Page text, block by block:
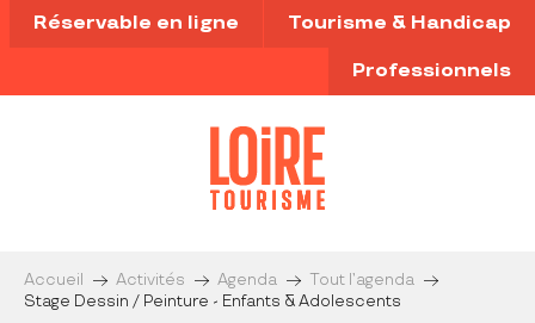
Aller
au
principal
Réservable en ligne Tourisme & Handicap
Professionnels
Accueil Activités Agenda
Tout l’agenda
Stage Dessin / Peinture - Enfants & Adolescents